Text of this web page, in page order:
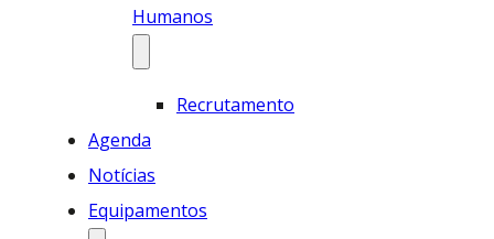
Humanos
Recrutamento
Agenda
Notícias
Equipamentos